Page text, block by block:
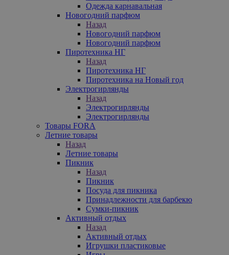
Одежда карнавальная
Новогодний парфюм
Назад
Новогодний парфюм
Новогодний парфюм
Пиротехника НГ
Назад
Пиротехника НГ
Пиротехника на Новый год
Электрогирлянды
Назад
Электрогирлянды
Электрогирлянды
Товары FORA
Летние товары
Назад
Летние товары
Пикник
Назад
Пикник
Посуда для пикника
Принадлежности для барбекю
Сумки-пикник
Активный отдых
Назад
Активный отдых
Игрушки пластиковые